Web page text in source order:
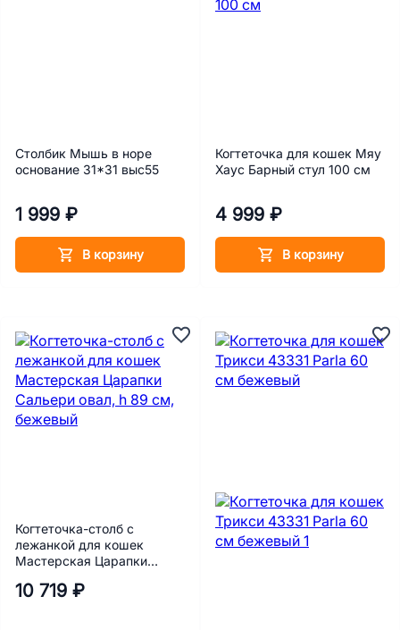
Столбик Мышь в норе
основание 31*31 выс55
1 999 ₽
В корзину
Когтеточка для кошек Мяу
Хаус Барный стул 100 см
4 999 ₽
В корзину
Когтеточка-столб с
лежанкой для кошек
Мастерская Царапки
бежевый
10 719 ₽